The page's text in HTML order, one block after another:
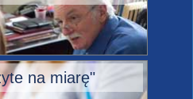
na miarę"